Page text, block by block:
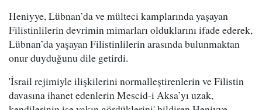
Heniyye, Lübnan’da ve mülteci kamplarında yaşayan
Filistinlilerin devrimin mimarları olduklarını ifade ederek,
Lübnan’da yaşayan Filistinlilerin arasında bulunmaktan
onur duyduğunu dile getirdi.
'İsrail rejimiyle ilişkilerini normalleştirenlerin ve Filistin
davasına ihanet edenlerin Mescid-i Aksa’yı uzak,